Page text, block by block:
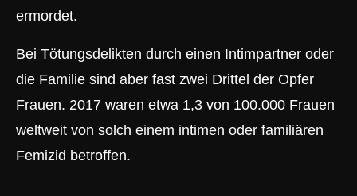
ermordet.
Bei Tötungsdelikten durch einen Intimpartner oder
die Familie sind aber fast zwei Drittel der Opfer
Frauen. 2017 waren etwa 1,3 von 100.000 Frauen
weltweit von solch einem intimen oder familiären
Femizid betroffen.